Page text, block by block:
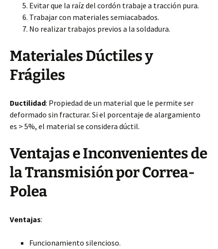
Evitar que la raíz del cordón trabaje a tracción pura.
Trabajar con materiales semiacabados.
No realizar trabajos previos a la soldadura.
Materiales Dúctiles y
Frágiles
Ductilidad: Propiedad de un material que le permite ser
deformado sin fracturar. Si el porcentaje de alargamiento
es > 5%, el material se considera dúctil.
Ventajas e Inconvenientes de
la Transmisión por Correa-
Polea
Ventajas:
Funcionamiento silencioso.